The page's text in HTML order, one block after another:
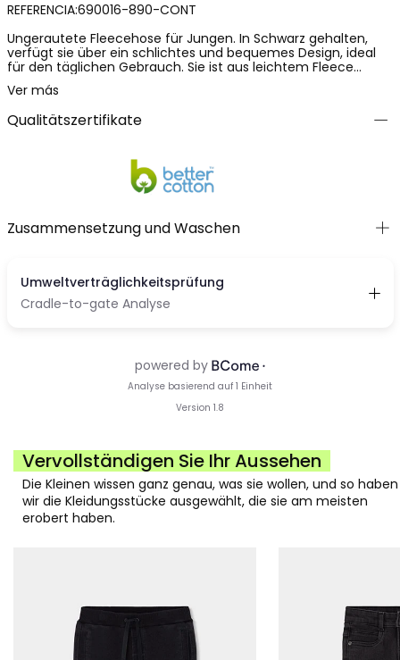
REFERENCIA:690016-890-CONT
Ungerautete Fleecehose für Jungen. In Schwarz gehalten,
verfügt sie über ein schlichtes und bequemes Design, ideal
für den täglichen Gebrauch. Sie ist aus leichtem Fleece
gefertigt und besteht zu 100% aus Baumwolle, was Weichheit,
Atmungsaktivität und hohen Tragekomfort den ganzen Tag
über bietet. Ein praktisches und vielseitiges Kleidungsstück,
perfekt für die täglichen Aktivitäten von Jungen.
Ver más
Qualitätszertifikate
Zusammensetzung und Waschen
Vervollständigen Sie Ihr Aussehen
Die Kleinen wissen ganz genau, was sie wollen, und so haben
wir die Kleidungsstücke ausgewählt, die sie am meisten
erobert haben.